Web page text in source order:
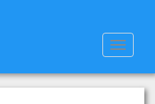
Toggle